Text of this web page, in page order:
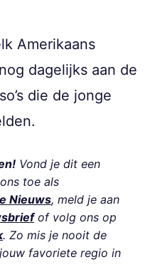
Amerikaans
dagelijks aan de
die de jonge
Vond je dit een
toe als
Nieuws, meld je aan
of volg ons op
. Zo mis je nooit de
favoriete regio in